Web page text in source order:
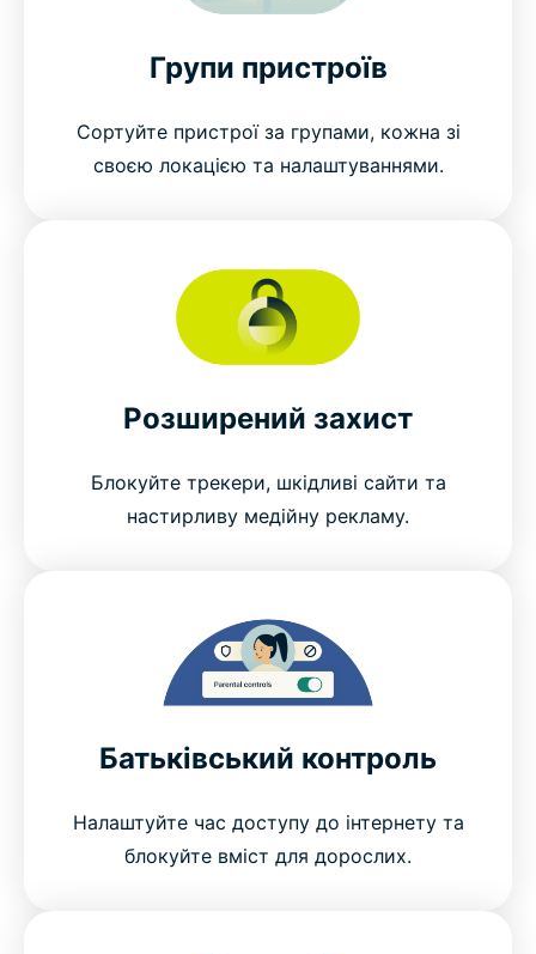
Групи пристроїв
Сортуйте пристрої за групами, кожна зі
своєю локацією та налаштуваннями.
Розширений захист
Блокуйте трекери, шкідливі сайти та
настирливу медійну рекламу.
Батьківський контроль
Налаштуйте час доступу до інтернету та
блокуйте вміст для дорослих.